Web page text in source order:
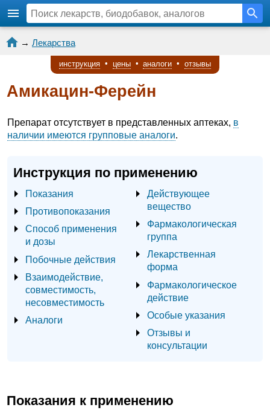
→ Лекарства
инструкция • цены • аналоги • отзывы
Амикацин-Ферейн
Препарат отсутствует в представленных аптеках, в
наличии имеются групповые аналоги.
Инструкция по применению
Показания
Противопоказания
Способ применения
и дозы
Побочные действия
Взаимодействие,
совместимость,
несовместимость
Аналоги
Действующее
вещество
Фармакологическая
группа
Лекарственная
форма
Фармакологическое
действие
Особые указания
Отзывы и
консультации
Показания к применению